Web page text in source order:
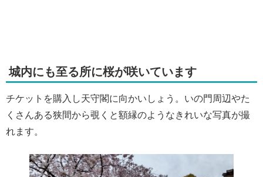
城内にも至る所に桜が咲いています
チケットを購入し天守閣に向かいしょう。いの門周辺やた
くさんある狭間から覗くと額縁のようなきれいな写真が撮
れます。